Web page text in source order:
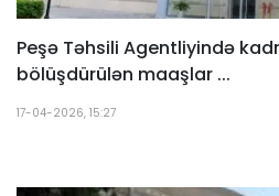
Peşə Təhsili Agentliyində
bölüşdürülən maaşlar ...
17-04-2026, 15:27